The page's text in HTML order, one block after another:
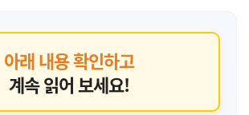
아래 내용 확인하고
계속 읽어 보세요!